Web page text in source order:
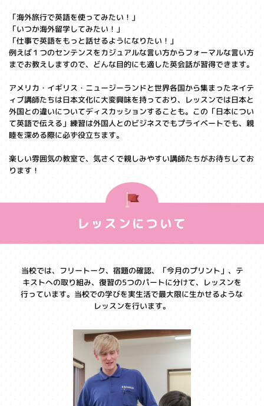
「海外旅行で英語を使ってみたい！」
「いつか海外留学してみたい！」
「仕事で英語をもっと話せるようになりたい！」
例えば１つのセンテンスをカジュアルな言い方からフォーマルな言い方
までお教えしますので、どんな目的にも適した英会話が習得できます。
アメリカ・イギリス・ニュージーランドと世界各国から集まったネイテ
ィブ講師たちは日本文化に大変興味を持っており、レッスンでは日本と
外国との違いについてディスカッションすることも。この「日本につい
て英語で伝える」練習は外国人とのビジネスでもプライベートでも、親
睦を深める際に必ず役立ちます。
楽しい雰囲気の教室で、気さくで親しみやすい講師たちがお待ちしてお
ります！
レッスンについて
当校では、フリートーク、宿題の確認、「今月のプリント」、テ
キストへの取り組み、復習の5つのパートに分けて、レッスンを
行っています。当校での学びを実生活で最大限に生かせるような
レッスンを行います。